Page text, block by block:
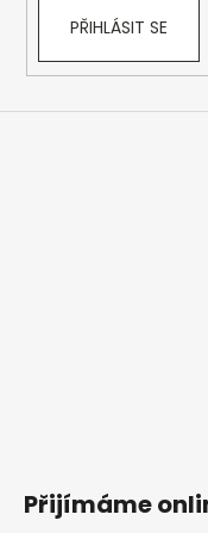
PŘIHLÁSIT SE
Přijímáme